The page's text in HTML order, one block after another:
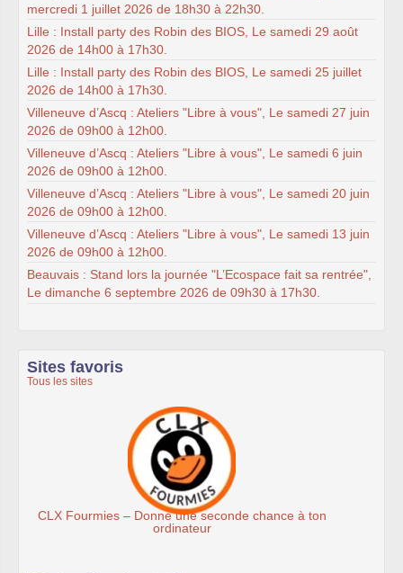
mercredi 1 juillet 2026 de 18h30 à 22h30.
Lille : Install party des Robin des BIOS, Le samedi 29 août
2026 de 14h00 à 17h30.
Lille : Install party des Robin des BIOS, Le samedi 25 juillet
2026 de 14h00 à 17h30.
Villeneuve d’Ascq : Ateliers "Libre à vous", Le samedi 27 juin
2026 de 09h00 à 12h00.
Villeneuve d’Ascq : Ateliers "Libre à vous", Le samedi 6 juin
2026 de 09h00 à 12h00.
Villeneuve d’Ascq : Ateliers "Libre à vous", Le samedi 20 juin
2026 de 09h00 à 12h00.
Villeneuve d’Ascq : Ateliers "Libre à vous", Le samedi 13 juin
2026 de 09h00 à 12h00.
Beauvais : Stand lors la journée "L’Ecospace fait sa rentrée",
Le dimanche 6 septembre 2026 de 09h30 à 17h30.
Sites favoris
Tous les sites
Association Éthiciel